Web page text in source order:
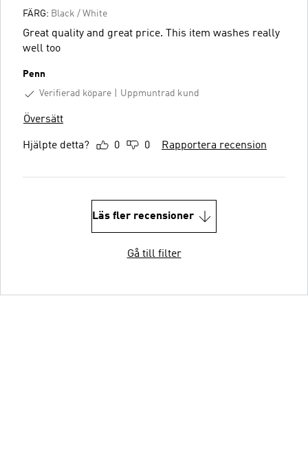
FÄRG: Black / White
Great quality and great price. This item washes really
well too
Penn
Verifierad köpare
Uppmuntrad kund
Översätt
Hjälpte detta? 0 0 Rapportera recension
Läs fler recensioner
Gå till filter